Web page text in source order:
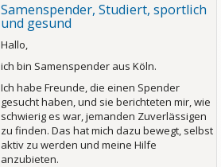
Samenspender, Studiert, sportlich
und gesund
Hallo,
ich bin Samenspender aus Köln.
Ich habe Freunde, die einen Spender
gesucht haben, und sie berichteten mir, wie
schwierig es war, jemanden Zuverlässigen
zu finden. Das hat mich dazu bewegt, selbst
aktiv zu werden und meine Hilfe
anzubieten.